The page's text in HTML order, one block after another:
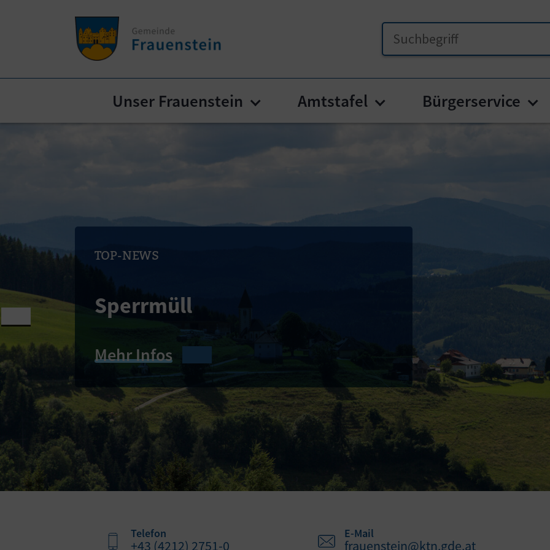
Unser Frauenstein Submenu for "Unser Frauenstein"
Amtstafel Submenu for
Bürgerservice
TOP-NEWS
Sperrmüll
Mehr Infos
Telefon
+43 (4212) 2751-0
E-Mail
frauenstein@ktn.gde.at